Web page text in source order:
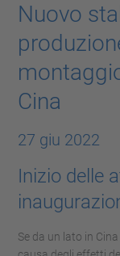
Nuovo
Cina
27 giu 2022
Inizio delle
Se da un lato in